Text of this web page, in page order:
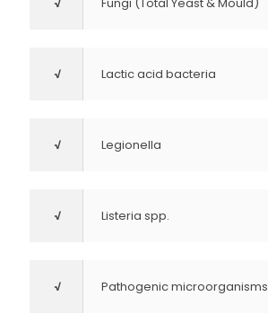
√ Lactic acid bacteria
√ Legionella
√ Listeria spp.
√ Pathogenic microorganisms